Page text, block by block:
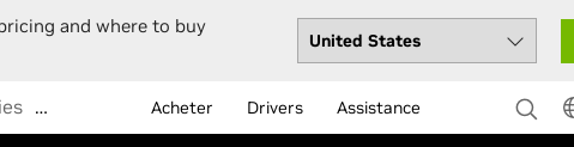
and where to buy
… Acheter Drivers Assistance